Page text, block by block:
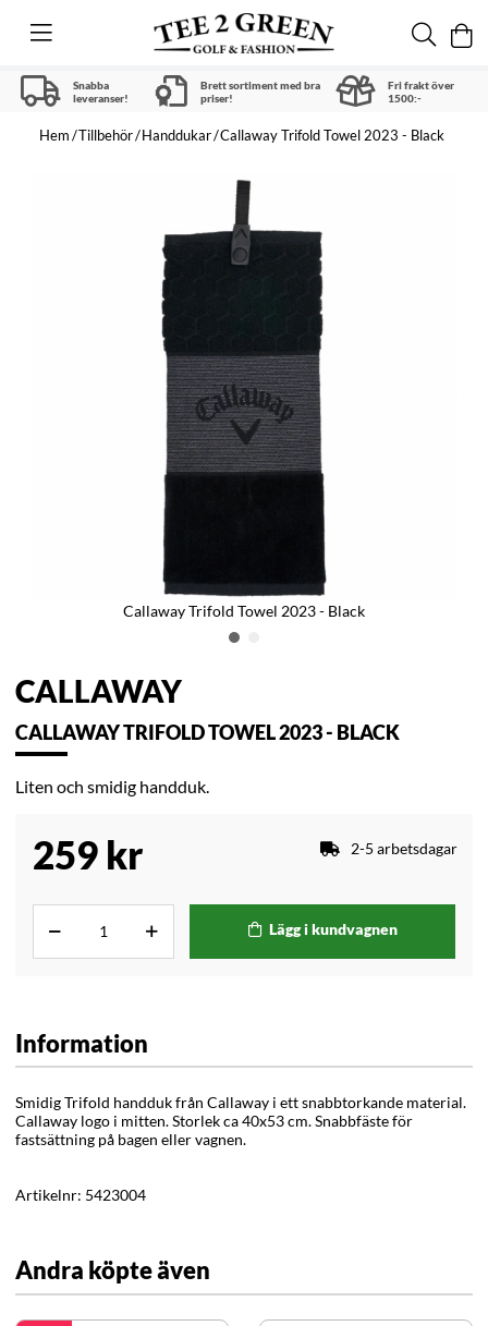
Snabba
leveranser!
Brett sortiment med bra
priser!
Fri frakt över
1500:-
Hem Tillbehör Handdukar Callaway Trifold Towel 2023 - Black
Callaway Trifold Towel 2023 - Black
CALLAWAY
CALLAWAY TRIFOLD TOWEL 2023 - BLACK
Liten och smidig handduk.
259 kr 2-5 arbetsdagar
Lägg i kundvagnen
Information
Smidig Trifold handduk från Callaway i ett snabbtorkande material.
Callaway logo i mitten. Storlek ca 40x53 cm. Snabbfäste för
fastsättning på bagen eller vagnen.
Artikelnr: 5423004
Andra köpte även